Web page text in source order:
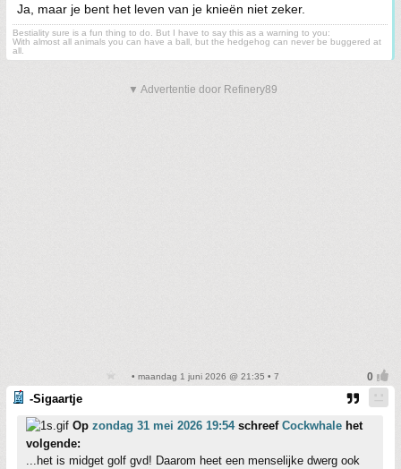
Ja, maar je bent het leven van je knieën niet zeker.
Bestiality sure is a fun thing to do. But I have to say this as a warning to you:
With almost all animals you can have a ball, but the hedgehog can never be buggered at
all.
▼ Advertentie door Refinery89
• maandag 1 juni 2026 @ 21:35 • 7
-Sigaartje
Op zondag 31 mei 2026 19:54schreef Cockwhale het
volgende:
...het is midget golf gvd! Daarom heet een menselijke dwerg ook